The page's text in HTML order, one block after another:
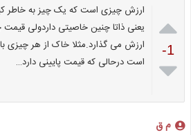

-1

ارزش چیزی است که یک چیز به خاطر
یعنی ذاتا چنین خاصیتی داردولی
ارزش می گذارد.مثلا خاک از هر چیزی
است درحالی که قیمت پایینی دارد…
م ق